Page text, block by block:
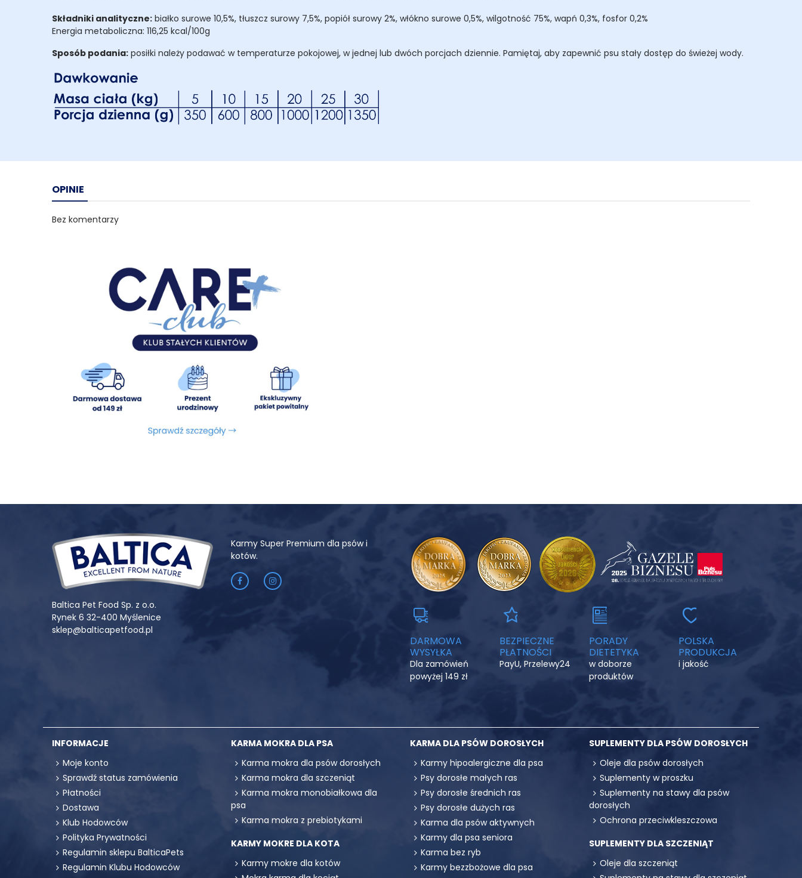
Składniki analityczne: białko surowe 10,5%, tłuszcz surowy 7,5%, popiół surowy 2%, włókno surowe 0,5%, wilgotność 75%, wapń 0,3%, fosfor 0,2%
Energia metaboliczna: 116,25 kcal/100g
Sposób podania: posiłki należy podawać w temperaturze pokojowej, w jednej lub dwóch porcjach dziennie. Pamiętaj, aby zapewnić psu stały dostęp do świeżej wody.
OPINIE
Bez komentarzy
Baltica Pet Food Sp. z o.o.
Rynek 6 32-400 Myślenice
sklep@balticapetfood.pl
Karmy Super Premium dla psów i
kotów.
DARMOWA
WYSYŁKA
Dla zamówień
powyżej 149 zł
BEZPIECZNE
PŁATNOŚCI
PayU, Przelewy24
PORADY
DIETETYKA
w doborze
produktów
POLSKA
PRODUKCJA
i jakość
INFORMACJE
Moje konto
Sprawdź status zamówienia
Płatności
Dostawa
Klub Hodowców
Polityka Prywatności
Regulamin sklepu BalticaPets
Regulamin Klubu Hodowców
KARMA MOKRA DLA PSA
Karma mokra dla psów dorosłych
Karma mokra dla szczeniąt
Karma mokra monobiałkowa dla
psa
Karma mokra z prebiotykami
KARMY MOKRE DLA KOTA
Karmy mokre dla kotów
KARMA DLA PSÓW DOROSŁYCH
Karmy hipoalergiczne dla psa
Psy dorosłe małych ras
Psy dorosłe średnich ras
Psy dorosłe dużych ras
Karma dla psów aktywnych
Karmy dla psa seniora
Karma bez ryb
Karmy bezzbożowe dla psa
SUPLEMENTY DLA PSÓW DOROSŁYCH
Oleje dla psów dorosłych
Suplementy w proszku
Suplementy na stawy dla psów
dorosłych
Ochrona przeciwkleszczowa
SUPLEMENTY DLA SZCZENIĄT
Oleje dla szczeniąt